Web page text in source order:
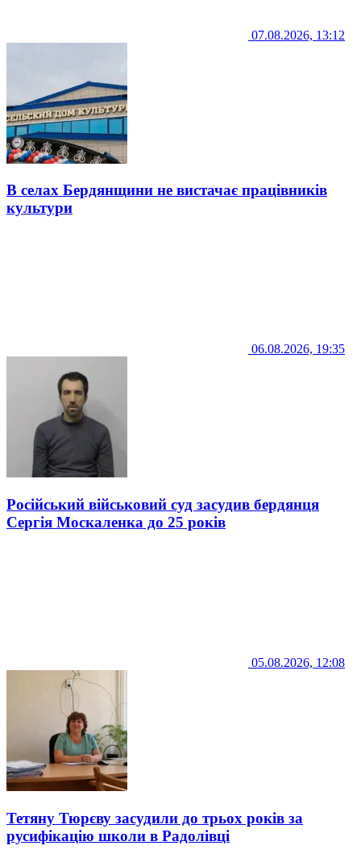
07.08.2026, 13:12
В селах Бердянщини не вистачає працівників
культури
06.08.2026, 19:35
Російський військовий суд засудив бердянця
Сергія Москаленка до 25 років
05.08.2026, 12:08
Тетяну Тюрєву засудили до трьох років за
русифікацію школи в Радолівці